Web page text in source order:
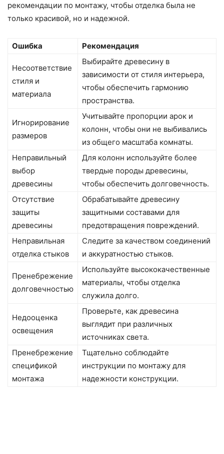
рекомендации по монтажу, чтобы отделка была не
только красивой, но и надежной.
Ошибка Рекомендация
Несоответствие
стиля и
материала
Выбирайте древесину в
зависимости от стиля интерьера,
чтобы обеспечить гармонию
пространства.
Игнорирование
размеров
Учитывайте пропорции арок и
колонн, чтобы они не выбивались
из общего масштаба комнаты.
Неправильный
выбор
древесины
Для колонн используйте более
твердые породы древесины,
чтобы обеспечить долговечность.
Отсутствие
защиты
древесины
Обрабатывайте древесину
защитными составами для
предотвращения повреждений.
Неправильная
отделка стыков
Следите за качеством соединений
и аккуратностью стыков.
Пренебрежение
долговечностью
Используйте высококачественные
материалы, чтобы отделка
служила долго.
Недооценка
освещения
Проверьте, как древесина
выглядит при различных
источниках света.
Пренебрежение
спецификой
монтажа
Тщательно соблюдайте
инструкции по монтажу для
надежности конструкции.